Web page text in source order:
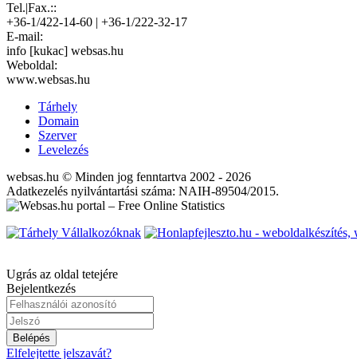
Tel.|Fax.::
+36-1/422-14-60 | +36-1/222-32-17
E-mail:
info [kukac] websas.hu
Weboldal:
www.websas.hu
Tárhely
Domain
Szerver
Levelezés
websas.hu © Minden jog fenntartva 2002 - 2026
Adatkezelés nyilvántartási száma: NAIH-89504/2015.
Ugrás az oldal tetejére
Bejelentkezés
Belépés
Elfelejtette jelszavát?